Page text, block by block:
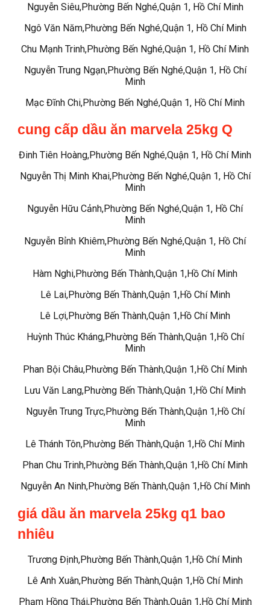
Nguyễn Siêu,Phường Bến Nghé,Quận 1, Hồ Chí Minh
Ngô Văn Năm,Phường Bến Nghé,Quận 1, Hồ Chí Minh
Chu Mạnh Trinh,Phường Bến Nghé,Quận 1, Hồ Chí Minh
Nguyễn Trung Ngạn,Phường Bến Nghé,Quận 1, Hồ Chí
Minh
Mạc Đĩnh Chi,Phường Bến Nghé,Quận 1, Hồ Chí Minh
cung cấp dầu ăn marvela 25kg Q
Đinh Tiên Hoàng,Phường Bến Nghé,Quận 1, Hồ Chí Minh
Nguyễn Thị Minh Khai,Phường Bến Nghé,Quận 1, Hồ Chí
Minh
Nguyễn Hữu Cảnh,Phường Bến Nghé,Quận 1, Hồ Chí
Minh
Nguyễn Bỉnh Khiêm,Phường Bến Nghé,Quận 1, Hồ Chí
Minh
Hàm Nghi,Phường Bến Thành,Quận 1,Hồ Chí Minh
Lê Lai,Phường Bến Thành,Quận 1,Hồ Chí Minh
Lê Lợi,Phường Bến Thành,Quận 1,Hồ Chí Minh
Huỳnh Thúc Kháng,Phường Bến Thành,Quận 1,Hồ Chí
Minh
Phan Bội Châu,Phường Bến Thành,Quận 1,Hồ Chí Minh
Lưu Văn Lang,Phường Bến Thành,Quận 1,Hồ Chí Minh
Nguyễn Trung Trực,Phường Bến Thành,Quận 1,Hồ Chí
Minh
Lê Thánh Tôn,Phường Bến Thành,Quận 1,Hồ Chí Minh
Phan Chu Trinh,Phường Bến Thành,Quận 1,Hồ Chí Minh
Nguyễn An Ninh,Phường Bến Thành,Quận 1,Hồ Chí Minh
giá dầu ăn marvela 25kg q1 bao
nhiêu
Trương Định,Phường Bến Thành,Quận 1,Hồ Chí Minh
Lê Anh Xuân,Phường Bến Thành,Quận 1,Hồ Chí Minh
Phạm Hồng Thái,Phường Bến Thành,Quận 1,Hồ Chí Minh